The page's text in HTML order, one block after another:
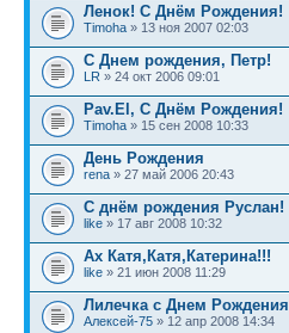
Ленок! С Днём Рождения!
Timoha » 13 ноя 2007 02:03
С Днем рождения, Петр!
LR » 24 окт 2006 09:01
Pav.El, С Днём Рождения!
Timoha » 15 сен 2008 10:33
День Рождения
rena » 27 май 2006 20:43
С днём рождения Руслан!
like » 17 авг 2008 10:32
Ах Катя,Катя,Катерина!!!
like » 21 июн 2008 11:29
Лилечка с Днем Рождения
Алексей-75 » 12 апр 2008 14:34